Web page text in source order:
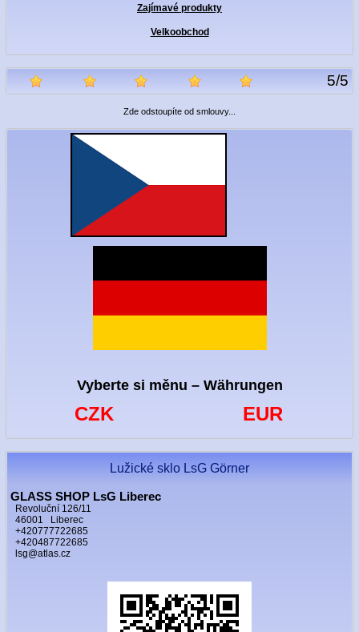
Zajímavé produkty
Velkoobchod
5/5
Zde odstoupíte od smlouvy...
Vyberte si měnu – Währungen
CZK EUR
Lužické sklo LsG Görner
GLASS SHOP LsG Liberec
Revoluční 126/11
46001 Liberec
+420777722685
+420487722685
lsg@atlas.cz